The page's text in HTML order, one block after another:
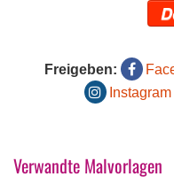
Freigeben:
Verwandte Malvorlagen